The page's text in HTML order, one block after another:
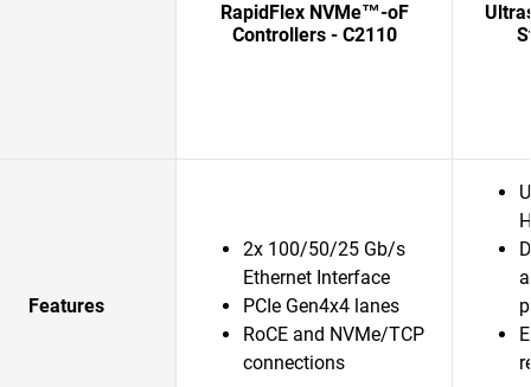
RapidFlex NVMe™-oF
Controllers - C2110
Features
2x 100/50/25 Gb/s
Ethernet Interface
PCIe Gen4x4 lanes
RoCE and NVMe/TCP
connections